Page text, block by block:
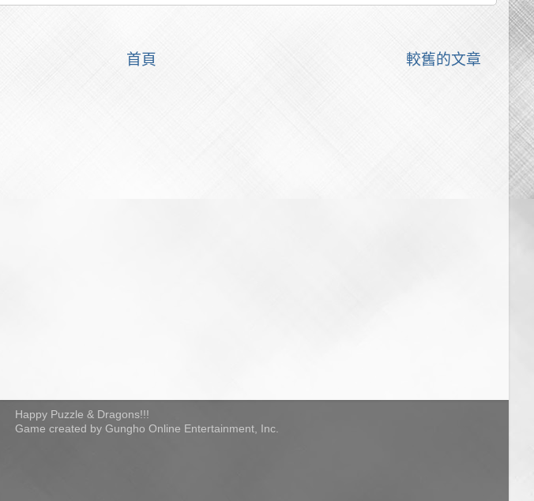
較舊的文章
首頁
Happy Puzzle & Dragons!!!
Game created by Gungho Online Entertainment, Inc.